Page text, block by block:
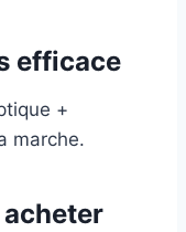
efficace
+
marche.